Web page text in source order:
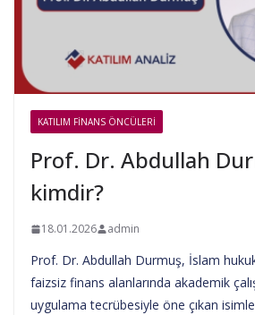
KATILIM FINANS ÖNCÜLERI
Prof. Dr. Abdullah
kimdir?
18.01.2026 admin
Prof. Dr. Abdullah Durmuş, İslam
faizsiz finans alanlarında akademik
uygulama tecrübesiyle öne çıkan